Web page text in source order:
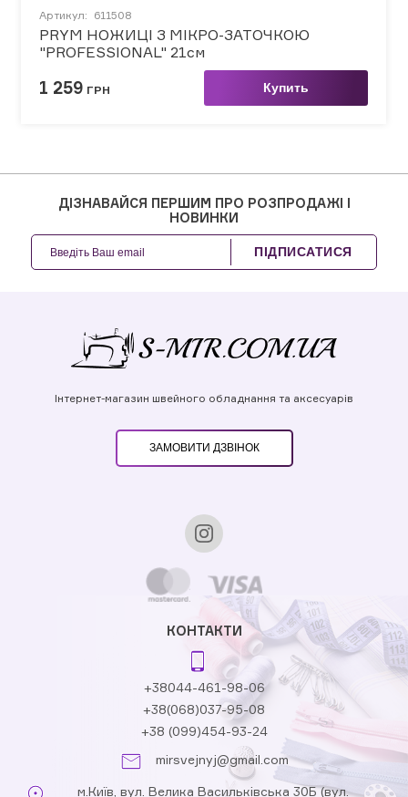
Артикул: 611508
PRYM НОЖИЦІ З МІКРО-ЗАТОЧКОЮ
"PROFESSIONAL" 21см
1 259 ГРН Купить
ДІЗНАВАЙСЯ ПЕРШИМ ПРО РОЗПРОДАЖІ І
НОВИНКИ
ПІДПИСАТИСЯ
Інтернет-магазин швейного обладнання та аксесуарів
ЗАМОВИТИ ДЗВІНОК
КОНТАКТИ
+38044-461-98-06
+38(068)037-95-08
+38 (099)454-93-24
mirsvejnyj@gmail.com
м.Київ, вул. Велика Васильківська 30Б (вул.